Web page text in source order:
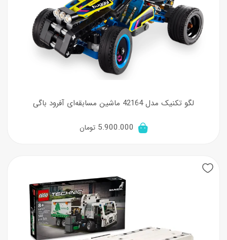
لگو تکنیک مدل 42164 ماشین مسابقه‌ای آفرود باگی
5.900.000 تومان